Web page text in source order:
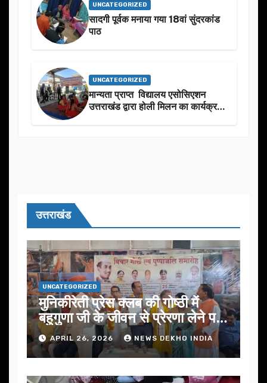
UNCATEGORIZED
सादगी पूर्वक मनाया गया 18वां सुंदरकांड
पाठ
UNCATEGORIZED
मान्यता प्राप्त विद्यालय एसोसिएशन
उत्तराखंड द्वारा होली मिलन का कार्यक्रम
उत्तराखंड
UNCATEGORIZED
मुनिकीरेती प्रेस क्लब की गोष्ठी में
बहुगुणा जी के जीवन से प्रेरणा लेने पर
जोरAPRIL 26, 2026 NEWS DEKHO INDIA